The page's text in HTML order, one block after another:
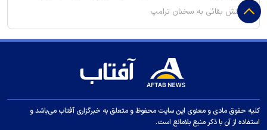
واکنش بقائی به سخنان ترامپ
وزیر خزانه داری آمریکا: در دو سال آینده تنگه هرمز بی‌اهمیت خواهد
شد
سنای آمریکا لایحه تحریم‌های گسترده انرژی روسیه را تصویب کرد
واکنش عراقچی به توافقنامه مکه
مقاومت عراق پاسخ به حملات به حشد الشعبی را به تعویق انداخت
تحریم های جدید آمریکا علیه ایران
کلیه حقوق مادی و معنوی این سایت محفوظ و متعلق به خبرگزاری آفتاب می‌باشد و
استفاده از آن با ذکر منبع بلامانع است.